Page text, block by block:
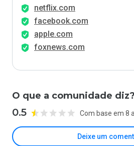
netflix.com
facebook.com
apple.com
foxnews.com
O que a comunidade diz?
0.5 Com base em 8
Deixe um